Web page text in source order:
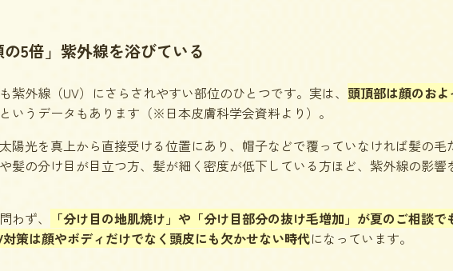
5倍」紫外線を浴びている
紫外線（UV）にさらされやすい部位のひとつです。実は、 頭頂部は顔のお
というデータもあります（※日本皮膚科学会資料より）。
陽光を真上から直接受ける位置にあり、帽子などで覆っていなければ髪の毛
髪の分け目が目立つ方、髪が細く密度が低下している方ほど、紫外線の影響
わず、
「分け目の地肌焼け」や「分け目部分の抜け毛増加」が夏のご相談で
策は顔やボディだけでなく頭皮にも欠かせない時代になっています。